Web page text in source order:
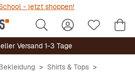
- jetzt shoppen!
Versand 1-3 Tage
Shirts & Tops